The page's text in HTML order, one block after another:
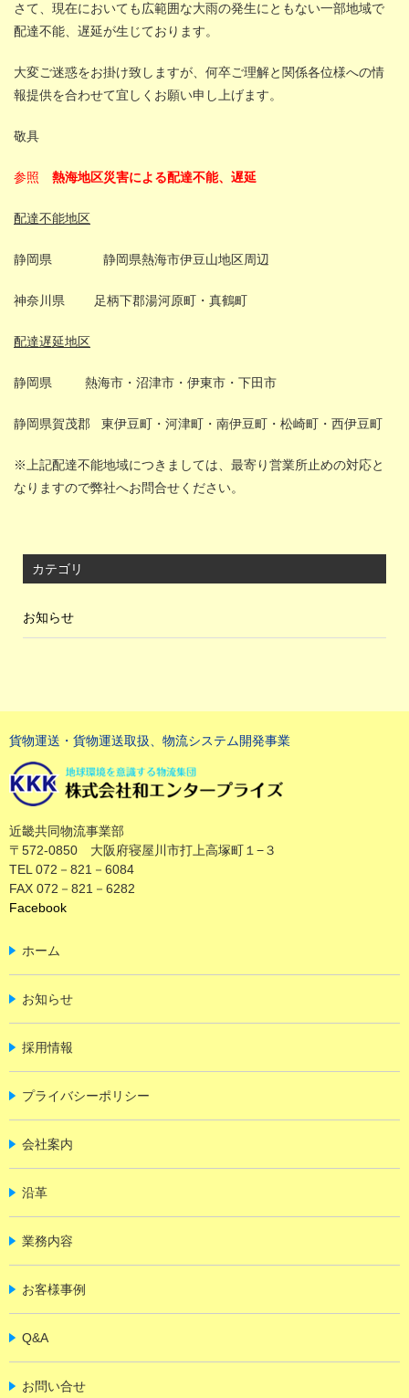
さて、現在においても広範囲な大雨の発生にともない一部地域で
配達不能、遅延が生じております。
大変ご迷惑をお掛け致しますが、何卒ご理解と関係各位様への情
報提供を合わせて宜しくお願い申し上げます。
敬具
参照 熱海地区災害による配達不能、遅延
配達不能地区
静岡県 静岡県熱海市伊豆山地区周辺
神奈川県 足柄下郡湯河原町・真鶴町
配達遅延地区
静岡県 熱海市・沼津市・伊東市・下田市
静岡県賀茂郡 東伊豆町・河津町・南伊豆町・松崎町・西伊豆町
※上記配達不能地域につきましては、最寄り営業所止めの対応と
なりますので弊社へお問合せください。
カテゴリ
お知らせ
貨物運送・貨物運送取扱、物流システム開発事業
近畿共同物流事業部
〒572-0850 大阪府寝屋川市打上高塚町１−３
TEL 072－821－6084
FAX 072－821－6282
Facebook
ホーム
お知らせ
採用情報
プライバシーポリシー
会社案内
沿革
業務内容
お客様事例
Q&A
お問い合せ